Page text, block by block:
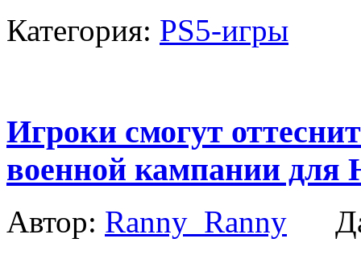
Категория: PS5-игры
Игроки смогут
военной кампании для
Автор: Ranny_Ranny